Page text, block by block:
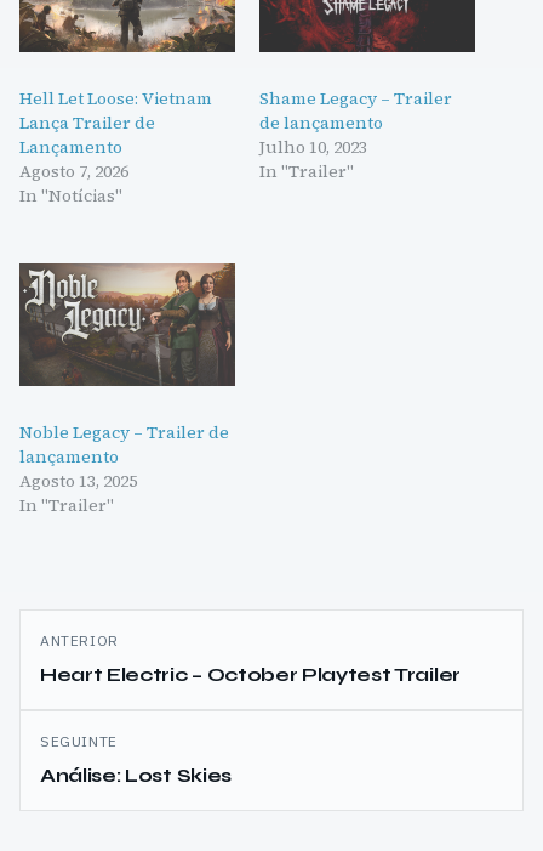
Hell Let Loose: Vietnam
Lança Trailer de
Lançamento
Agosto 7, 2026
In "Notícias"
Shame Legacy – Trailer
de lançamento
Julho 10, 2023
In "Trailer"
Noble Legacy – Trailer de
lançamento
Agosto 13, 2025
In "Trailer"
Navegação
de
artigos
ANTERIOR
Heart Electric – October Playtest Trailer
SEGUINTE
Análise: Lost Skies